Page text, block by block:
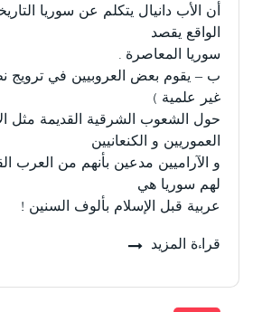
أن الأب دانيال يتكلم عن سوريا
الواقع يقصد
سوريا المعاصرة .
ب – يقوم بعض العروبيين في ترويج
غير علمية )
حول الشعوب الشرقية القديمة مثل
العموريين و الكنعانيين
و الآراميين مدعين بأنهم من العرب
لهم سوريا هي
عربية قبل الإسلام بألوف السنين !
قراءة المزيد